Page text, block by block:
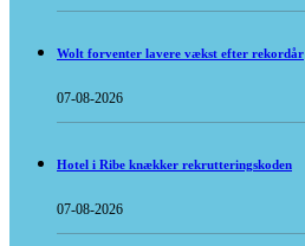
Wolt forventer lavere vækst efter rekordår
07-08-2026
Hotel i Ribe knækker rekrutteringskoden
07-08-2026